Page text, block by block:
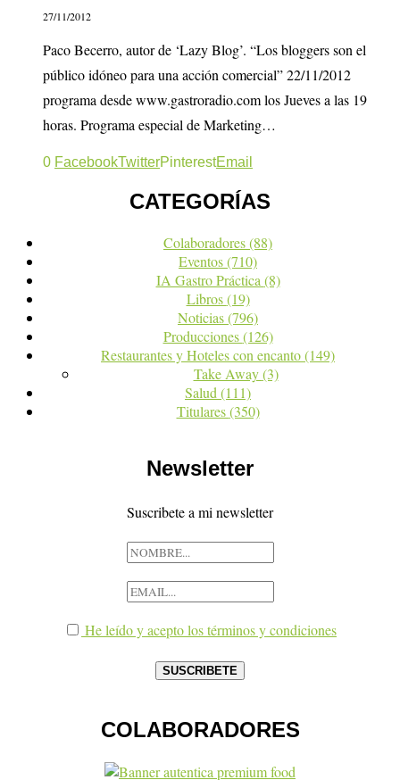
27/11/2012
Paco Becerro, autor de ‘Lazy Blog’. “Los bloggers son el
público idóneo para una acción comercial” 22/11/2012
programa desde www.gastroradio.com los Jueves a las 19
horas. Programa especial de Marketing…
0 FacebookTwitterPinterestEmail
CATEGORÍAS
Colaboradores(88)
Eventos(710)
IA Gastro Práctica(8)
Libros(19)
Noticias(796)
Producciones(126)
Restaurantes y Hoteles con encanto(149)
Take Away(3)
Salud(111)
Titulares(350)
Newsletter
Suscribete a mi newsletter
He leído y acepto los términos y condiciones
COLABORADORES